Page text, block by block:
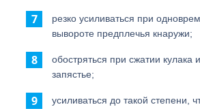
резко усиливаться при
вывороте предплечья кнаружи;
обостряться при сжатии кулака
запястье;
усиливаться до такой степени,